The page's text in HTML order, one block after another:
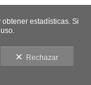
estadísticas. Si
Rechazar